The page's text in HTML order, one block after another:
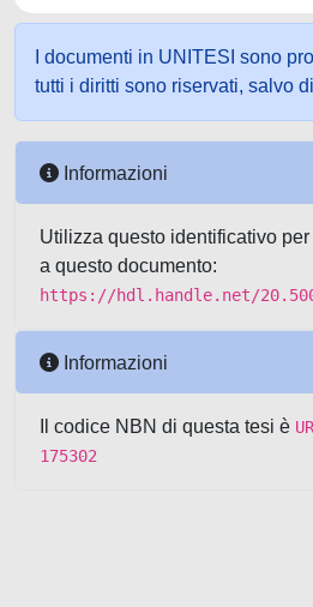
I documenti in UNITESI sono
tutti i diritti sono riservati, salvo
Informazioni
Utilizza questo identificativo
a questo documento:
https://hdl.handle.net/
Informazioni
Il codice NBN di questa tesi è
175302